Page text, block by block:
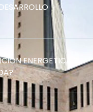
ENERGETICA SI